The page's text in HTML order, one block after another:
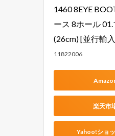
1460 8EYE
ース 8ホール
(26cm) [並行輸
11822006
楽天市
Yahoo!ショ